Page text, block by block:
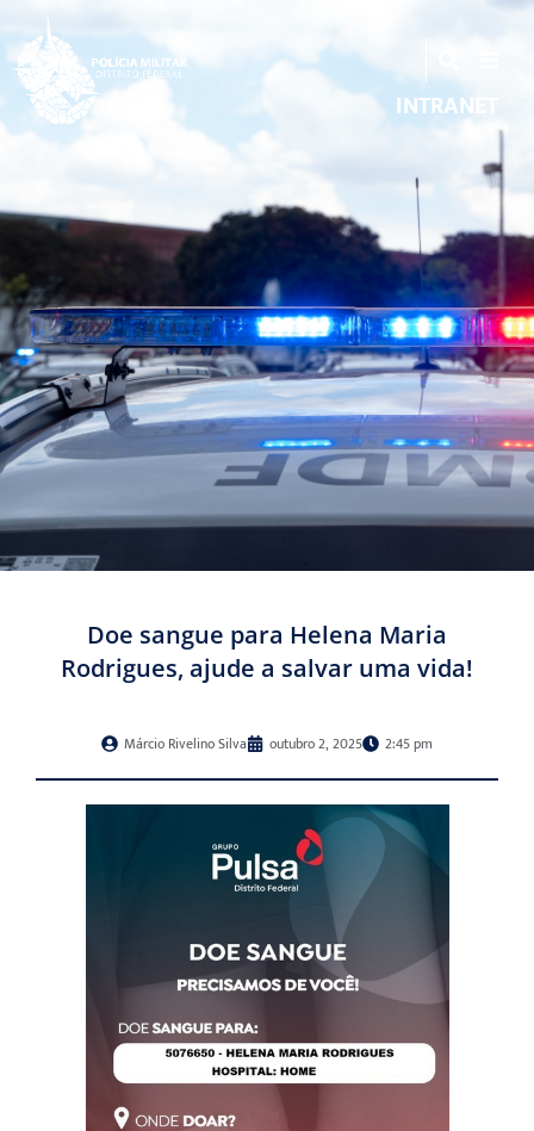
INTRANET
Doe sangue para Helena Maria
Rodrigues, ajude a salvar uma vida!
Márcio Rivelino Silva outubro 2, 2025 2:45 pm